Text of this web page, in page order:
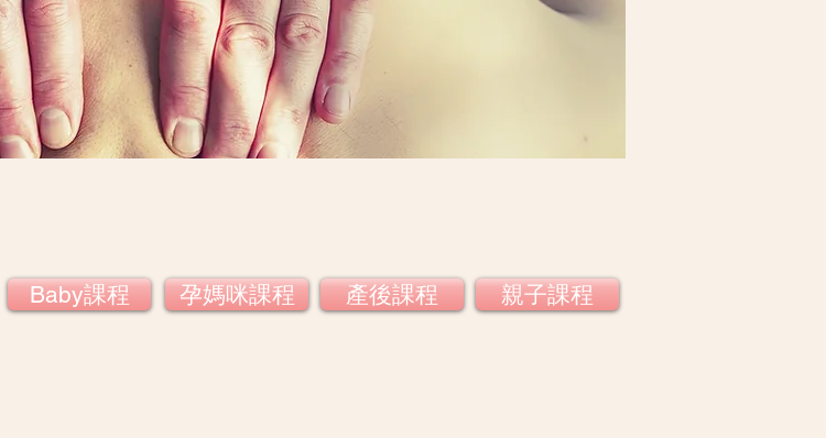
Baby課程 孕媽咪課程 產後課程 親子課程